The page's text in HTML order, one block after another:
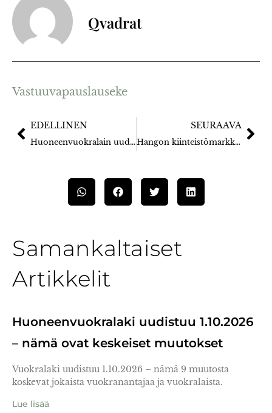
Qvadrat
Vastuuvapauslauseke
EDELLINEN
Huoneenvuokralain uudistus: irtisanomisaika, tupakointi ja vakuus – mikä muuttuu?
SEURAAVA
Hangon kiinteistömarkkina: millainen alue se on asua tai sijoittaa?
Samankaltaiset
Artikkelit
Huoneenvuokralaki uudistuu 1.10.2026
– nämä ovat keskeiset muutokset
Vuokralaki uudistuu 1.10.2026 – nämä 9 muutosta
koskevat jokaista vuokranantajaa ja vuokralaista.
Lue lisää